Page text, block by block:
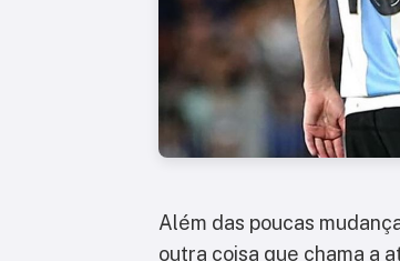
Além das poucas
outra coisa que chama a